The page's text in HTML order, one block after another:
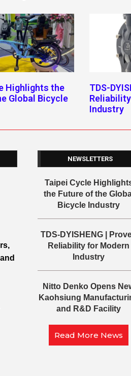
Highlights the
Global Bicycle
TDS-
Industry
NEWSLETTERS
Taipei Cycle
the Future of the
Bicycle Industry
TDS-DYISHENG |
Reliability for Modern
Industry
Nitto Denko Opens
Kaohsiung
and R&D Facility
Read More News